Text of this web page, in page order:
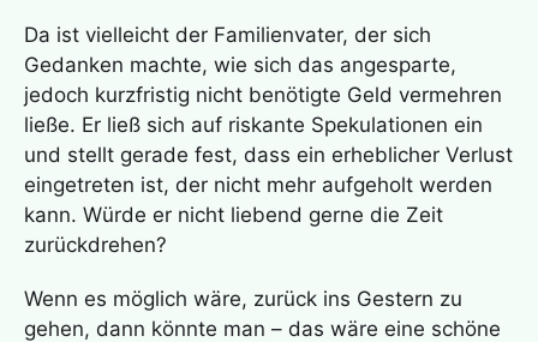
Da ist vielleicht der Familienvater, der sich
Gedanken machte, wie sich das angesparte,
jedoch kurzfristig nicht benötigte Geld vermehren
ließe. Er ließ sich auf riskante Spekulationen ein
und stellt gerade fest, dass ein erheblicher Verlust
eingetreten ist, der nicht mehr aufgeholt werden
kann. Würde er nicht liebend gerne die Zeit
zurückdrehen?
Wenn es möglich wäre, zurück ins Gestern zu
gehen, dann könnte man – das wäre eine schöne